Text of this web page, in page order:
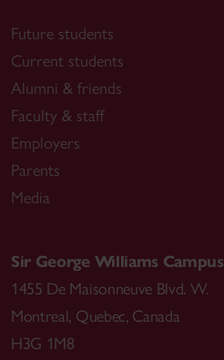
Future students
Current students
Alumni & friends
Faculty & staff
Employers
Parents
Media
Sir George Williams Campus
1455 De Maisonneuve Blvd. W.
Montreal, Quebec, Canada
H3G 1M8